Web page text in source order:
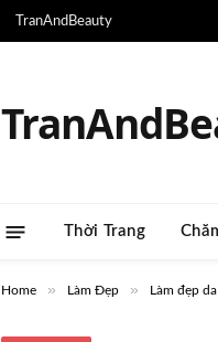
TranAndBeauty
Thời Trang
Home » Làm Đẹp » Làm đẹp da